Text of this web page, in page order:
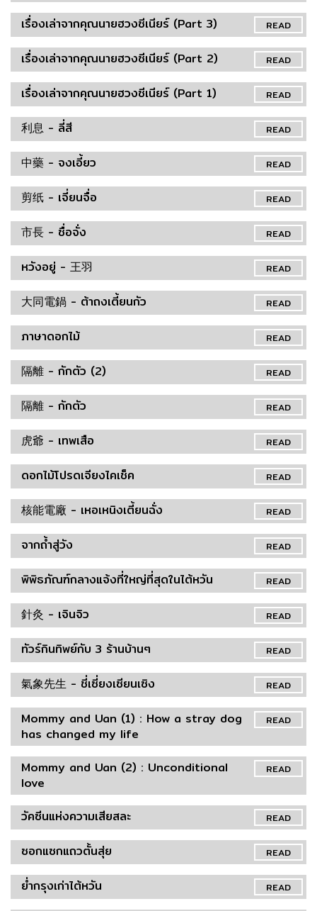
READ
เรื่องเล่าจากคุณนายฮวงซีเนียร์ (Part 3)
READ
เรื่องเล่าจากคุณนายฮวงซีเนียร์ (Part 2)
READ
เรื่องเล่าจากคุณนายฮวงซีเนียร์ (Part 1)
READ
利息 - ลี่สี
READ
中藥 - จงเอี้ยว
READ
剪纸 - เจี่ยนจื่อ
READ
市長 - ซื่อจั่ง
READ
หวังอยู่ - 王羽
READ
大同電鍋 - ต้าถงเตี้ยนกัว
READ
ภาษาดอกไม้
READ
隔離 - กักตัว (2)
READ
隔離 - กักตัว
READ
虎爺 - เทพเสือ
READ
ดอกไม้โปรดเจียงไคเช็ค
READ
核能電廠 - เหอเหนิงเตี้ยนฉั่ง
READ
จากถ้ำสู่วัง
READ
พิพิธภัณฑ์กลางแจ้งที่ใหญ่ที่สุดในไต้หวัน
READ
針灸 - เจินจิว
READ
ทัวร์กินทิพย์กับ 3 ร้านบ้านๆ
READ
氣象先生 - ชี่เซี่ยงเซียนเซิง
READ
Mommy and Uan (1) : How a stray dog
has changed my life
READ
Mommy and Uan (2) : Unconditional
love
READ
วัคซีนแห่งความเสียสละ
READ
ซอกแซกแถวตั้นสุ่ย
READ
ย่ำกรุงเก่าไต้หวัน